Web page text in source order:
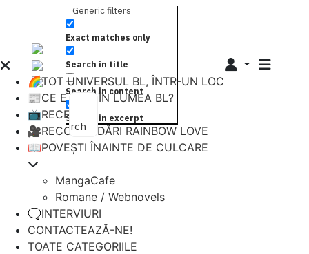
Search
Generic filters
Exact matches only
Search in title
Search in content
Search in excerpt
🌈TOT UNIVERSUL BL, ÎNTR-UN LOC
📰CE E NOU ÎN LUMEA BL?
📺RECENZII
🎥RECOMANDĂRI RAINBOW LOVE
📖POVEȘTI ÎNAINTE DE CULCARE
MangaCafe
Romane / Webnovels
🗨️INTERVIURI
CONTACTEAZĂ-NE!
TOATE CATEGORIILE